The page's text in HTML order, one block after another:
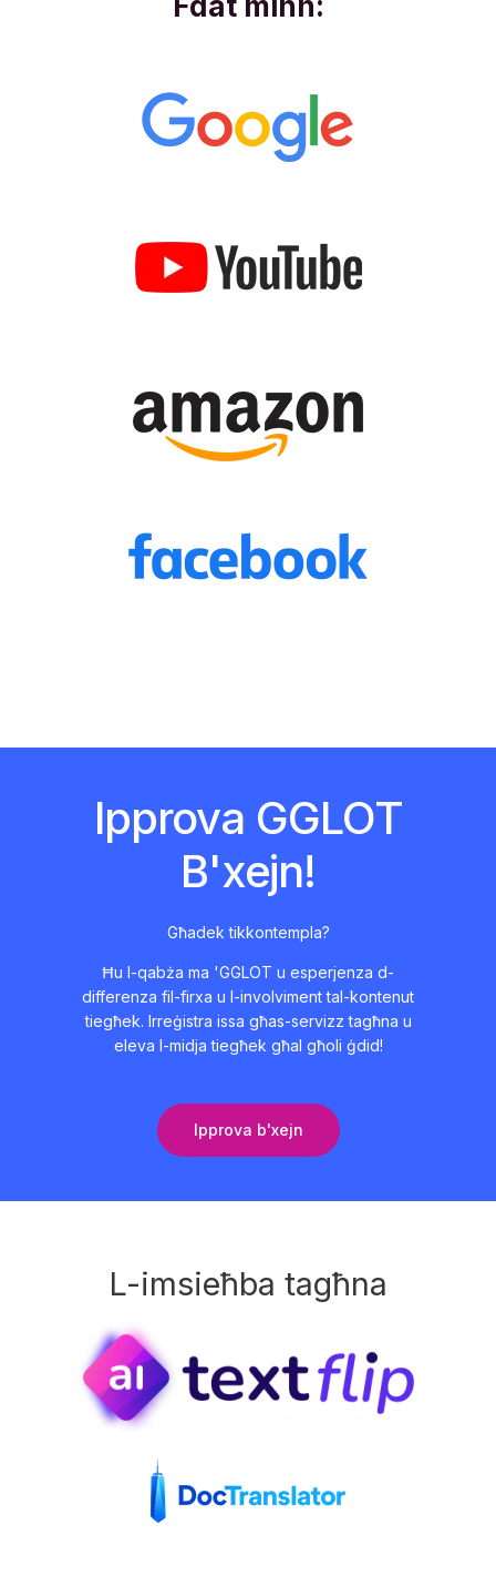
Ipprova GGLOT
B'xejn!
Għadek tikkontempla?
Ħu l-qabża ma 'GGLOT u esperjenza d-
differenza fil-firxa u l-involviment tal-kontenut
tiegħek. Irreġistra issa għas-servizz tagħna u
eleva l-midja tiegħek għal għoli ġdid!
Ipprova b'xejn
L-imsieħba tagħna